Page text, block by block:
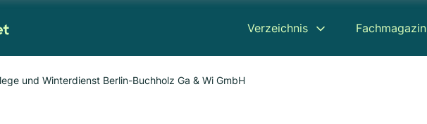
Verzeichnis Fachmagazin
und Winterdienst Berlin-Buchholz Ga & Wi GmbH